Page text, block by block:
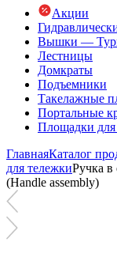
Акции
Вышки —
Лестницы
Домкраты
Подъемники
Такелажные
Портальные
Площадки для
ГлавнаяКаталог
для тележкиРучка в
(Handle assembly)